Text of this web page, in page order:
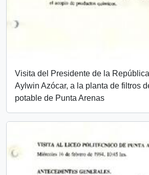
Visita del Presidente de la
Aylwin Azócar, a la planta de filtros
potable de Punta Arenas